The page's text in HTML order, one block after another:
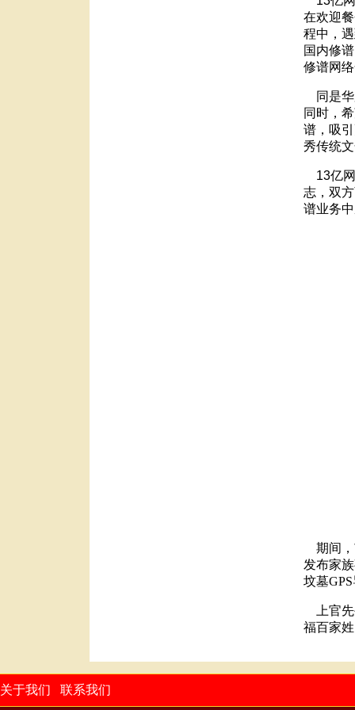
在欢迎
程中，
国内修
修谱网
同是华
同时，
谱，吸
秀传统
13亿
志，双
谱业务
期间，
发布家
坟墓GPS
上官先
福百家
关于我们 联系我们